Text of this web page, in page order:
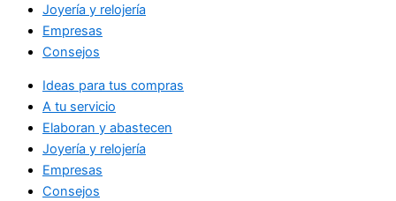
Joyería y relojería
Empresas
Consejos
Ideas para tus compras
A tu servicio
Elaboran y abastecen
Joyería y relojería
Empresas
Consejos